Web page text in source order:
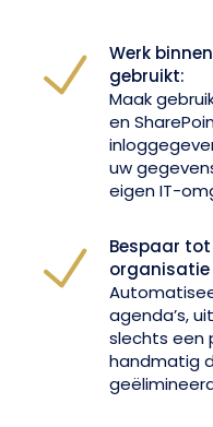
Werk
gebruikt:
Maak
en
uw
eigen IT-
Bespaar
organisatie
agenda’s,
slechts een
handmatig